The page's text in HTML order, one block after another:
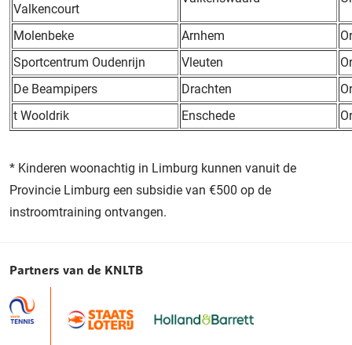
Valkencourt
Molenbeke Arnhem
Sportcentrum Oudenrijn
Vleuten
De Beampipers
Drachten
t Wooldrik
Enschede
* Kinderen woonachtig in Limburg kunnen vanuit de
Provincie Limburg een subsidie van €500 op de
instroomtraining ontvangen.
Partners van de KNLTB